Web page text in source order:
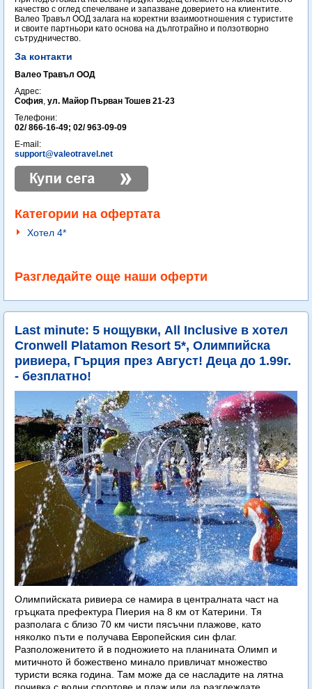
качество с оглед спечелване и запазване доверието на клиентите.
Валео Травъл ООД залага на коректни взаимоотношения с туристите
и своите партньори като основа на дълготрайно и ползотворно
сътрудничество.
За контакти
Валео Травъл ООД
Адрес:
София, ул. Майор Първан Тошев 21-23
Телефони:
02/ 866-16-49; 02/ 963-09-09
E-mail:
support@valeotravel.net
Категории на офертата
Хотел 4*
Разгледайте още наши оферти
Last minute: 5 нощувки, All Inclusive в хотел
Cronwell Platamon Resort 5*, Олимпийска
ривиера, Гърция през Август! Деца до 1.99г.
- безплатно!
Олимпийската ривиера се намира в централната част на
гръцката префектура Пиерия на 8 км от Катерини. Тя
разполага с близо 70 км чисти пясъчни плажове, като
няколко пъти е получава Европейския син флаг.
Разположенитето й в подножието на планината Олимп и
митичното й божествено минало привличат множество
туристи всяка година. Там може да се насладите на лятна